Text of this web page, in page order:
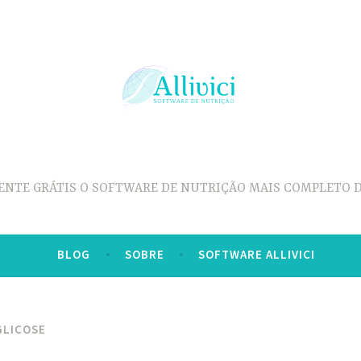
GRÁTIS O SOFTWARE DE NUTRIÇÃO MAIS COMPLETO
BLOG SOBRE SOFTWARE ALLIVICI